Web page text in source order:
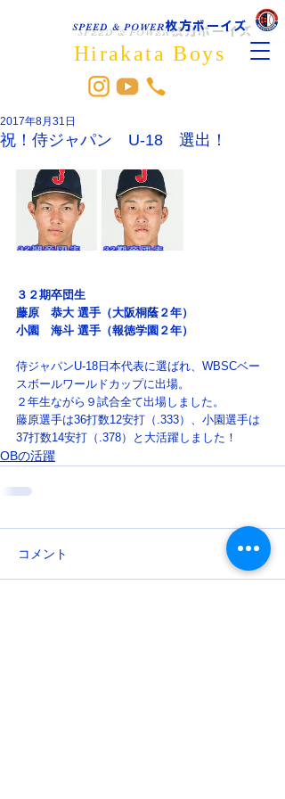
SPEED & POWER枚方ボーイズ
Hirakata Boys
祝！侍ジャパン U-18 選出！
2017年8月31日
３２期卒団生
藤原　恭大 選手（大阪桐蔭２年）
小園　海斗 選手（報徳学園２年）
侍ジャパンU-18日本代表に選ばれ、WBSCベー
スボールワールドカップに出場。
２年生ながら９試合全て出場しました。
藤原選手は36打数12安打（.333）、小園選手は
37打数14安打（.378）と大活躍しました！
OBの活躍
コメント